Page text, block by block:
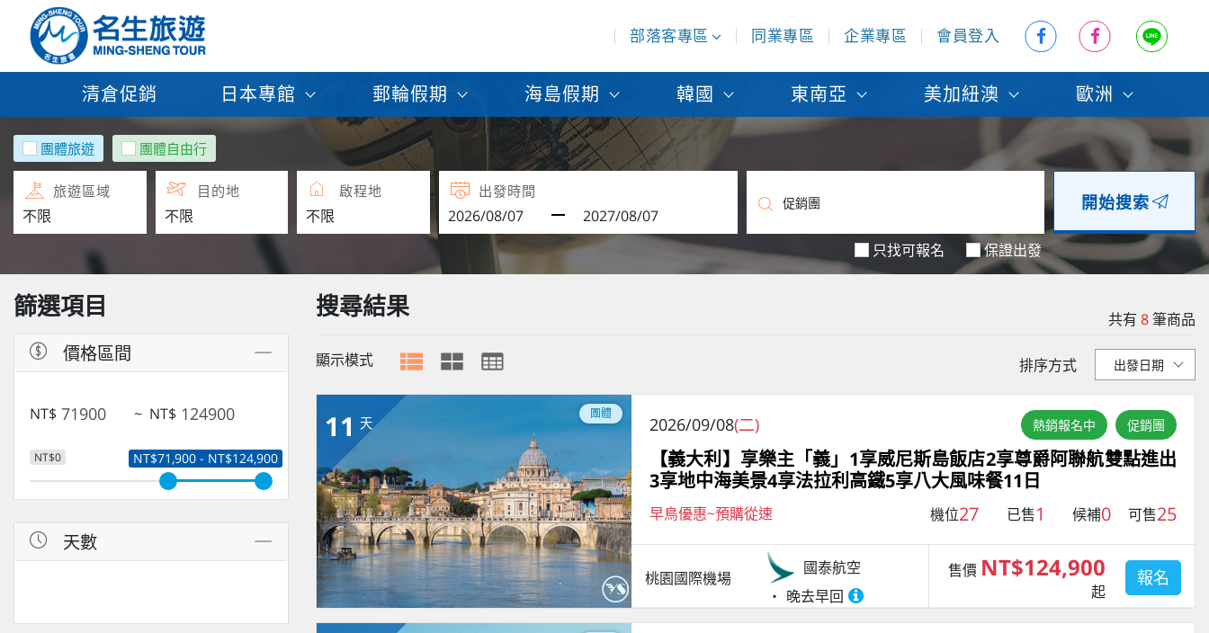
部落客專區 同業專區 企業專區 會員登入
清倉促銷 日本專館 郵輪假期 海島假期 韓國 東南亞 美加紐澳 歐洲
團體旅遊 團體自由行
旅遊區域 目的地 啟程地 出發時間
只找可報名 保證出發
開始搜索
篩選項目
價格區間
NT$ ~ NT$
NT$0 NT$71,900 - NT$124,900
天數
搜尋結果 共有 8筆商品
顯示模式 排序方式
11 天
團體
2026/09/08(二) 熱銷報名中 促銷團
【義大利】享樂主「義」1享威尼斯島飯店2享尊爵阿聯航雙點進出
3享地中海美景4享法拉利高鐵5享八大風味餐11日
早鳥優惠~預購從速 機位27 已售1 候補0 可售25
桃園國際機場
國泰航空
晚去早回
售價 NT$124,900
起
報名